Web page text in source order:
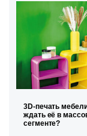
3D-печать
ждать её в
сегменте?